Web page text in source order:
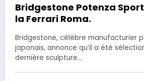
Bridgestone Potenza
la Ferrari Roma.
Bridgestone, célèbre manufacturier
japonais, annonce qu’il a été
dernière sculpture…